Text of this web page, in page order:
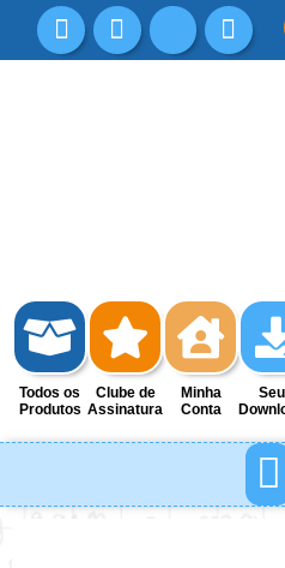
Todos os
Produtos
Clube de
Assinatura
Minha
Conta